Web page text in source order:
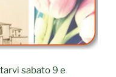
sabato 9 e